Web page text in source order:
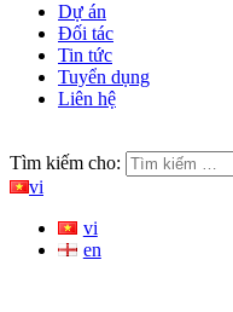
Dự án
Đối tác
Tin tức
Tuyển dụng
Liên hệ
Tìm kiếm cho:
vi
vi
en